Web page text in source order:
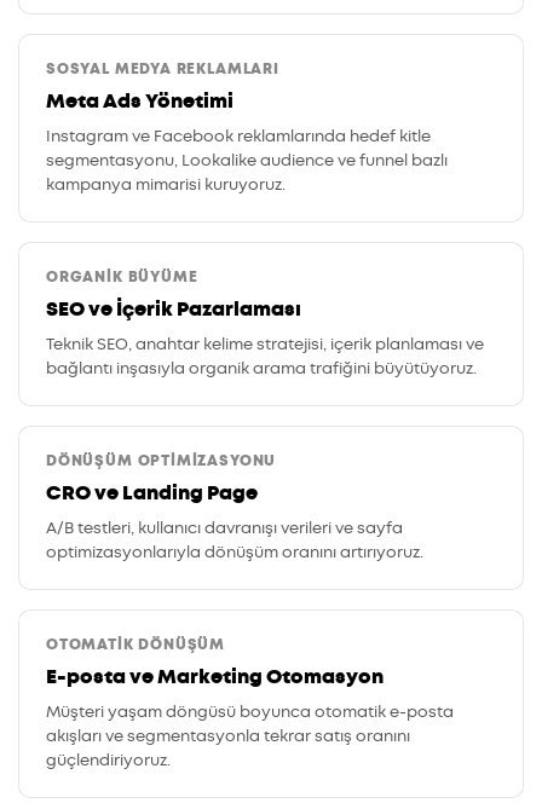
SOSYAL MEDYA REKLAMLARI
Meta Ads Yönetimi
Instagram ve Facebook reklamlarında hedef kitle
segmentasyonu, Lookalike audience ve funnel bazlı
kampanya mimarisi kuruyoruz.
ORGANIK BÜYÜME
SEO ve İçerik Pazarlaması
Teknik SEO, anahtar kelime stratejisi, içerik planlaması ve
bağlantı inşasıyla organik arama trafiğini büyütüyoruz.
DÖNÜŞÜM OPTIMIZASYONU
CRO ve Landing Page
A/B testleri, kullanıcı davranışı verileri ve sayfa
optimizasyonlarıyla dönüşüm oranını artırıyoruz.
OTOMATIK DÖNÜŞÜM
E-posta ve Marketing Otomasyon
Müşteri yaşam döngüsü boyunca otomatik e-posta
akışları ve segmentasyonla tekrar satış oranını
güçlendiriyoruz.